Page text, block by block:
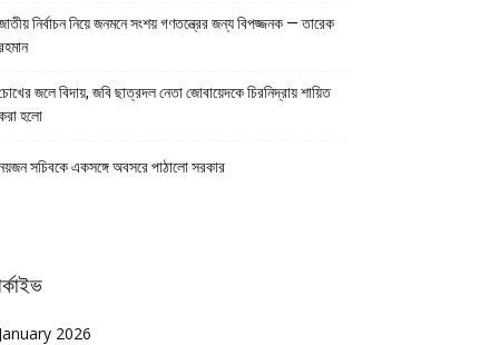
নির্বাচন নিয়ে জনমনে সংশয় গণতন্ত্রের জন্য বিপজ্জনক — তারেক
জলে বিদায়, জবি ছাত্রদল নেতা জোবায়েদকে চিরনিদ্রায় শায়িত
হলো
সচিবকে একসঙ্গে অবসরে পাঠালো সরকার
2026